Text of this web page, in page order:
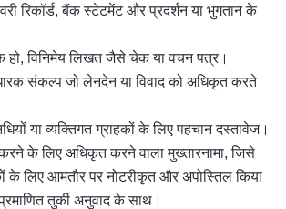
रिकॉर्ड, बैंक स्टेटमेंट और प्रदर्शन या भुगतान के
हो, विनिमेय लिखत जैसे चेक या वचन पत्र।
संकल्प जो लेनदेन या विवाद को अधिकृत करते
या व्यक्तिगत ग्राहकों के लिए पहचान दस्तावेज।
करने के लिए अधिकृत करने वाला मुख्तारनामा, जिसे
के लिए आमतौर पर नोटरीकृत और अपोस्तिल किया
तुर्की अनुवाद के साथ।